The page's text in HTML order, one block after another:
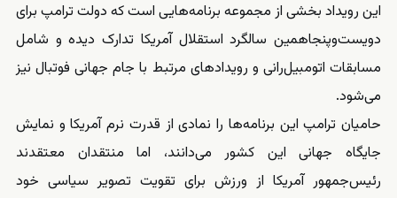
این رویداد بخشی از مجموعه برنامه‌هایی است که دولت ترامپ برای
دویست‌وپنجاهمین سالگرد استقلال آمریکا تدارک دیده و شامل
مسابقات اتومبیل‌رانی و رویدادهای مرتبط با جام جهانی فوتبال نیز
می‌شود.
حامیان ترامپ این برنامه‌ها را نمادی از قدرت نرم آمریکا و نمایش
جایگاه جهانی این کشور می‌دانند، اما منتقدان معتقدند
رئیس‌جمهور آمریکا از ورزش برای تقویت تصویر سیاسی خود